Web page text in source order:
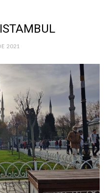
2021